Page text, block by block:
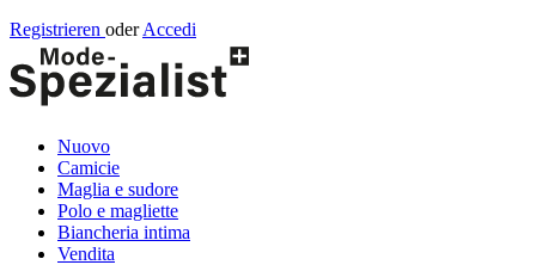
Registrieren oder Accedi
Nuovo
Camicie
Maglia e sudore
Polo e magliette
Biancheria intima
Vendita